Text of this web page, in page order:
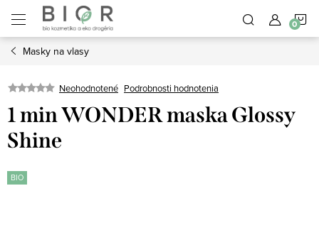
obsah
Masky na vlasy
Neohodnotené Podrobnosti hodnotenia
1 min WONDER maska Glossy
Shine
BIO